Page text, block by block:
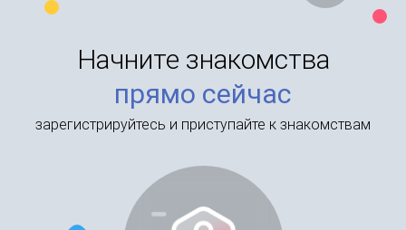
Начните знакомства
прямо сейчас
зарегистрируйтесь и приступайте к знакомствам